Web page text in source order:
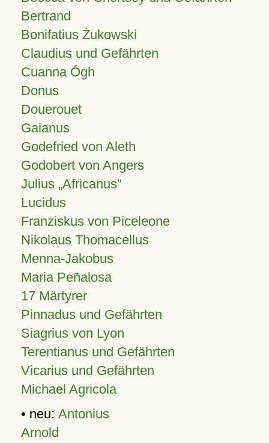
Bertrand
Bonifatius Żukowski
Claudius und Gefährten
Cuanna Ógh
Donus
Douerouet
Gaianus
Godefried von Aleth
Godobert von Angers
Julius Africanus
Lucidus
Franziskus von Piceleone
Nikolaus Thomacellus
Menna-Jakobus
Maria Peñalosa
17 Märtyrer
Pinnadus und Gefährten
Siagrius von Lyon
Terentianus und Gefährten
Vicarius und Gefährten
Michael Agricola
• neu: Antonius
Arnold